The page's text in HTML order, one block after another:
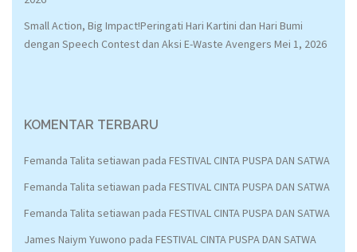
Small Action, Big Impact!Peringati Hari Kartini dan Hari Bumi
dengan Speech Contest dan Aksi E-Waste Avengers Mei 1, 2026
KOMENTAR TERBARU
Femanda Talita setiawan pada FESTIVAL CINTA PUSPA DAN SATWA
Femanda Talita setiawan pada FESTIVAL CINTA PUSPA DAN SATWA
Femanda Talita setiawan pada FESTIVAL CINTA PUSPA DAN SATWA
James Naiym Yuwono pada FESTIVAL CINTA PUSPA DAN SATWA